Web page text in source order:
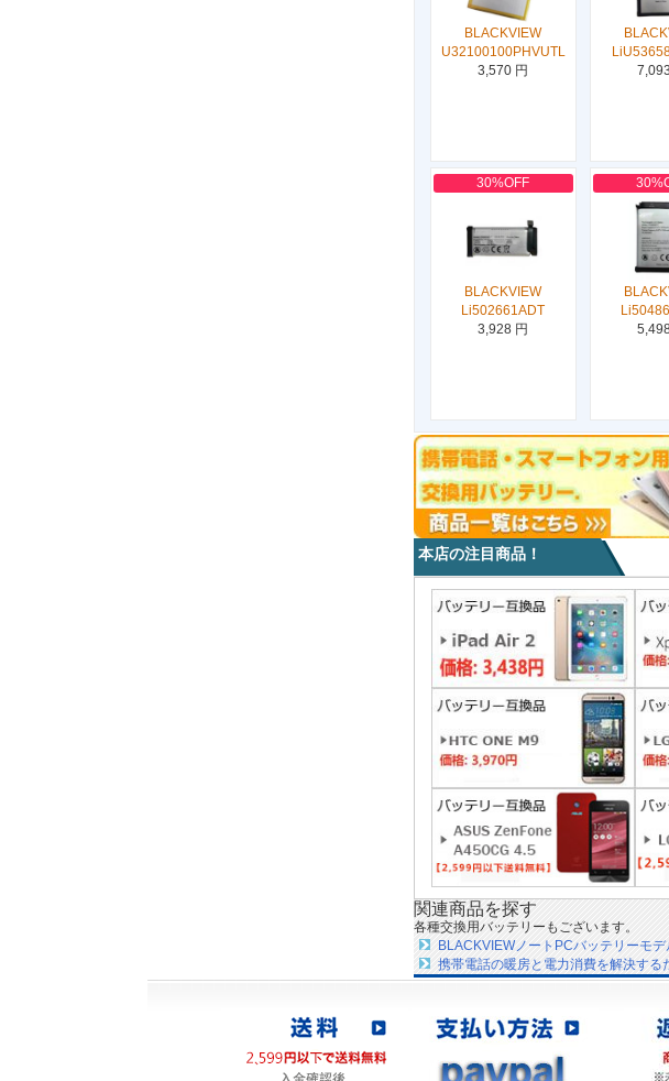
BLACKVIEW
U32100100PHVUTL
3,570 円
30%OFF
BLACKVIEW
Li502661ADT
3,928 円
本店の注目商品！
関連商品を探す
各種交換用バッテリーもございます。
BLACKVIEWノートPCバッテリーモデ
携帯電話の暖房と電力消費を解決する